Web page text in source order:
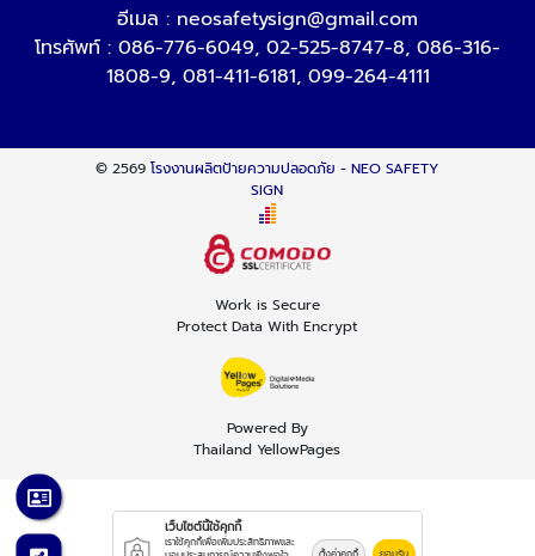
อีเมล : neosafetysign@gmail.com
โทรศัพท์ : 086-776-6049, 02-525-8747-8, 086-316-
1808-9, 081-411-6181, 099-264-4111
© 2569โรงงานผลิตป้ายความปลอดภัย - NEO SAFETY
SIGN
Work is Secure
Protect Data With Encrypt
Powered By
Thailand YellowPages
เว็บไซต์นี้ใช้คุกกี้
เราใช้คุกกี้เพื่อเพิ่มประสิทธิภาพและ